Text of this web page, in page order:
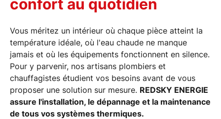
confort au quotidien
Vous méritez un intérieur où chaque pièce atteint la
température idéale, où l'eau chaude ne manque
jamais et où les équipements fonctionnent en silence.
Pour y parvenir, nos artisans plombiers et
chauffagistes étudient vos besoins avant de vous
proposer une solution sur mesure. REDSKY ENERGIE
assure l'installation, le dépannage et la maintenance
de tous vos systèmes thermiques.